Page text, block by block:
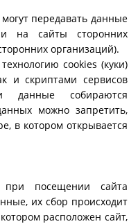
передавать данные
на сайты сторонних
организаций).
cookies (куки)
и скриптами сервисов
данные собираются
можно запретить,
в котором открывается
посещении сайта
их сбор происходит
расположен сайт,